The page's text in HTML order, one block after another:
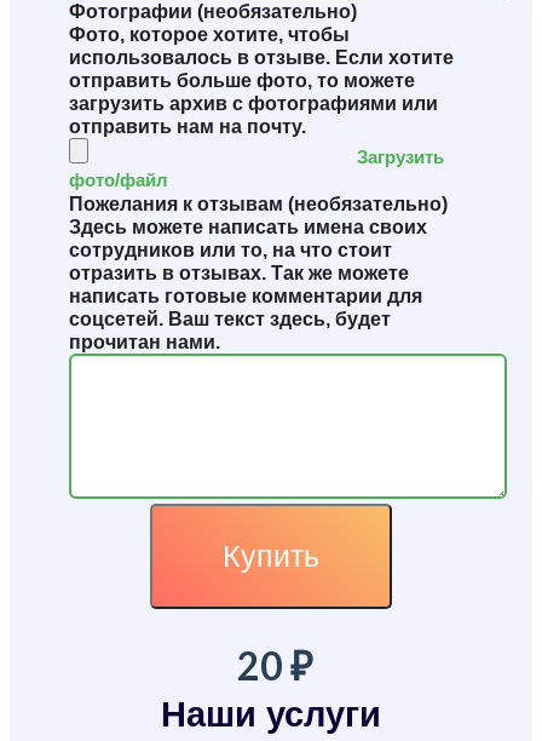
Фотографии (необязательно)
Фото, которое хотите, чтобы
использовалось в отзыве. Если хотите
отправить больше фото, то можете
загрузить архив с фотографиями или
отправить нам на почту.
Загрузить
фото/файл
Пожелания к отзывам (необязательно)
Здесь можете написать имена своих
сотрудников или то, на что стоит
отразить в отзывах. Так же можете
написать готовые комментарии для
соцсетей. Ваш текст здесь, будет
прочитан нами.
Купить
20₽
Наши услуги